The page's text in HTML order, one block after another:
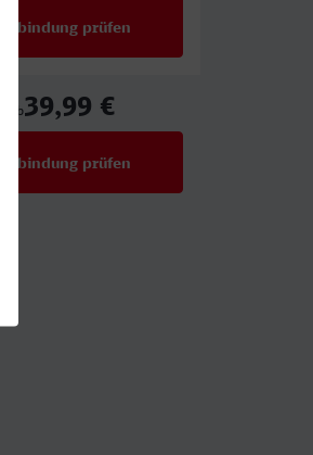
Verbindung prüfen
ab39,99 €
Verbindung prüfen